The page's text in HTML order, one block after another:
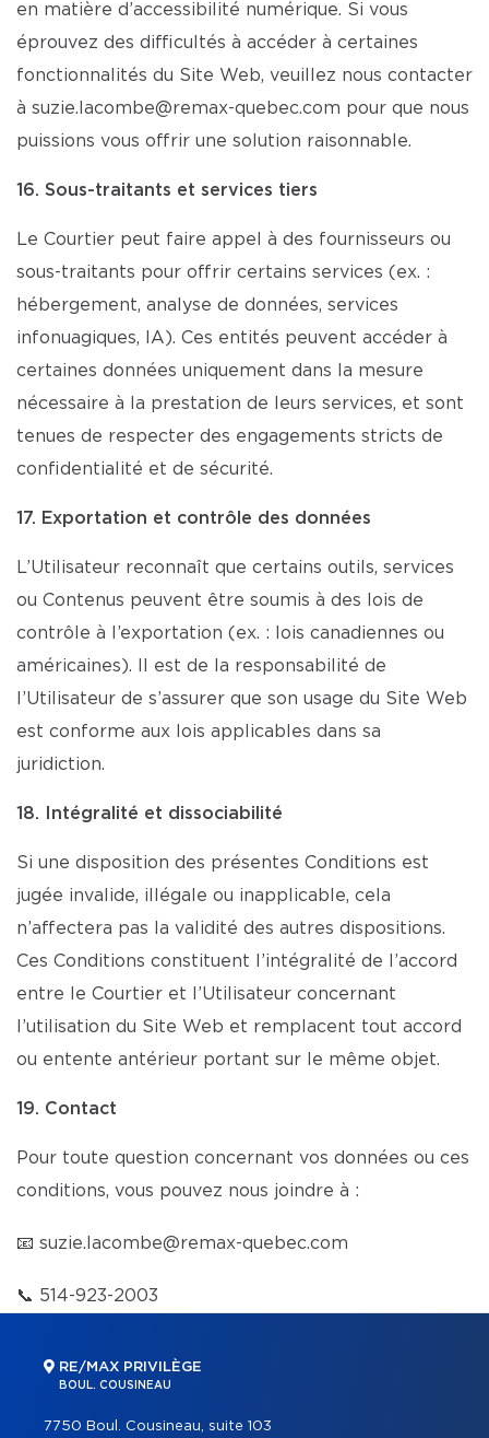
en matière d’accessibilité numérique. Si vous
éprouvez des difficultés à accéder à certaines
fonctionnalités du Site Web, veuillez nous contacter
à suzie.lacombe@remax-quebec.com pour que nous
puissions vous offrir une solution raisonnable.
16. Sous-traitants et services tiers
Le Courtier peut faire appel à des fournisseurs ou
sous-traitants pour offrir certains services (ex. :
hébergement, analyse de données, services
infonuagiques, IA). Ces entités peuvent accéder à
certaines données uniquement dans la mesure
nécessaire à la prestation de leurs services, et sont
tenues de respecter des engagements stricts de
confidentialité et de sécurité.
17. Exportation et contrôle des données
L’Utilisateur reconnaît que certains outils, services
ou Contenus peuvent être soumis à des lois de
contrôle à l’exportation (ex. : lois canadiennes ou
américaines). Il est de la responsabilité de
l’Utilisateur de s’assurer que son usage du Site Web
est conforme aux lois applicables dans sa
juridiction.
18. Intégralité et dissociabilité
Si une disposition des présentes Conditions est
jugée invalide, illégale ou inapplicable, cela
n’affectera pas la validité des autres dispositions.
Ces Conditions constituent l’intégralité de l’accord
entre le Courtier et l’Utilisateur concernant
l’utilisation du Site Web et remplacent tout accord
ou entente antérieur portant sur le même objet.
19. Contact
Pour toute question concernant vos données ou ces
conditions, vous pouvez nous joindre à :
📧 suzie.lacombe@remax-quebec.com
📞 514-923-2003
RE/MAX PRIVILÈGE
BOUL. COUSINEAU
7750 Boul. Cousineau, suite 103